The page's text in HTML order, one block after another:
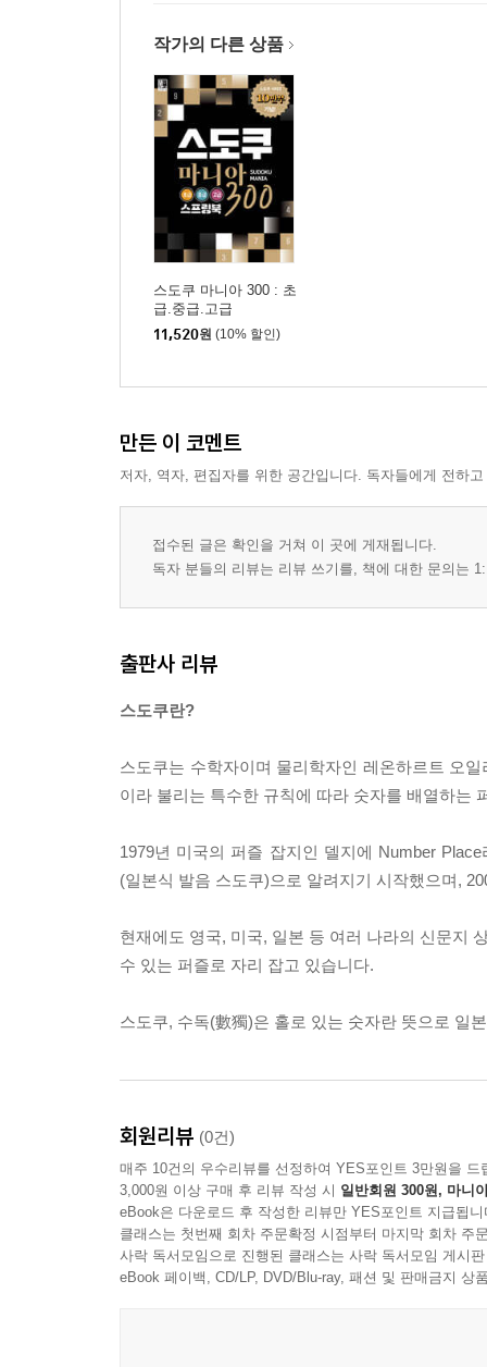
작가의 다른 상품
스도쿠 마니아 300 : 초
급.중급.고급
11,520원 (10% 할인)
만든 이 코멘트
저자, 역자, 편집자를 위한 공간입니다. 독자들에게 전하
접수된 글은 확인을 거쳐 이 곳에 게재됩니다.
독자 분들의 리뷰는 리뷰 쓰기를, 책에 대한 문의는
출판사 리뷰
스도쿠란?
스도쿠는 수학자이며 물리학자인 레온하르트 오
이라 불리는 특수한 규칙에 따라 숫자를 배열하는
1979년 미국의 퍼즐 잡지인 델지에 Number
(일본식 발음 스도쿠)으로 알려지기 시작했으며,
현재에도 영국, 미국, 일본 등 여러 나라의 신문지
수 있는 퍼즐로 자리 잡고 있습니다.
스도쿠, 수독(數獨)은 홀로 있는 숫자란 뜻으로 일
회원리뷰 (0건)
매주 10건의 우수리뷰를 선정하여 YES포인트 3만원을 드
3,000원 이상 구매 후 리뷰 작성 시 일반회원 300원, 마니
eBook은 다운로드 후 작성한 리뷰만 YES포인트 지급됩니
클래스는 첫번째 회차 주문확정 시점부터 마지막 회차 주
사락 독서모임으로 진행된 클래스는 사락 독서모임 게시
eBook 페이백, CD/LP, DVD/Blu-ray, 패션 및 판매금지 상